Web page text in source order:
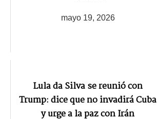
mayo 19, 2026
Lula da Silva se reunió con
Trump: dice que no invadirá Cuba
y urge a la paz con Irán